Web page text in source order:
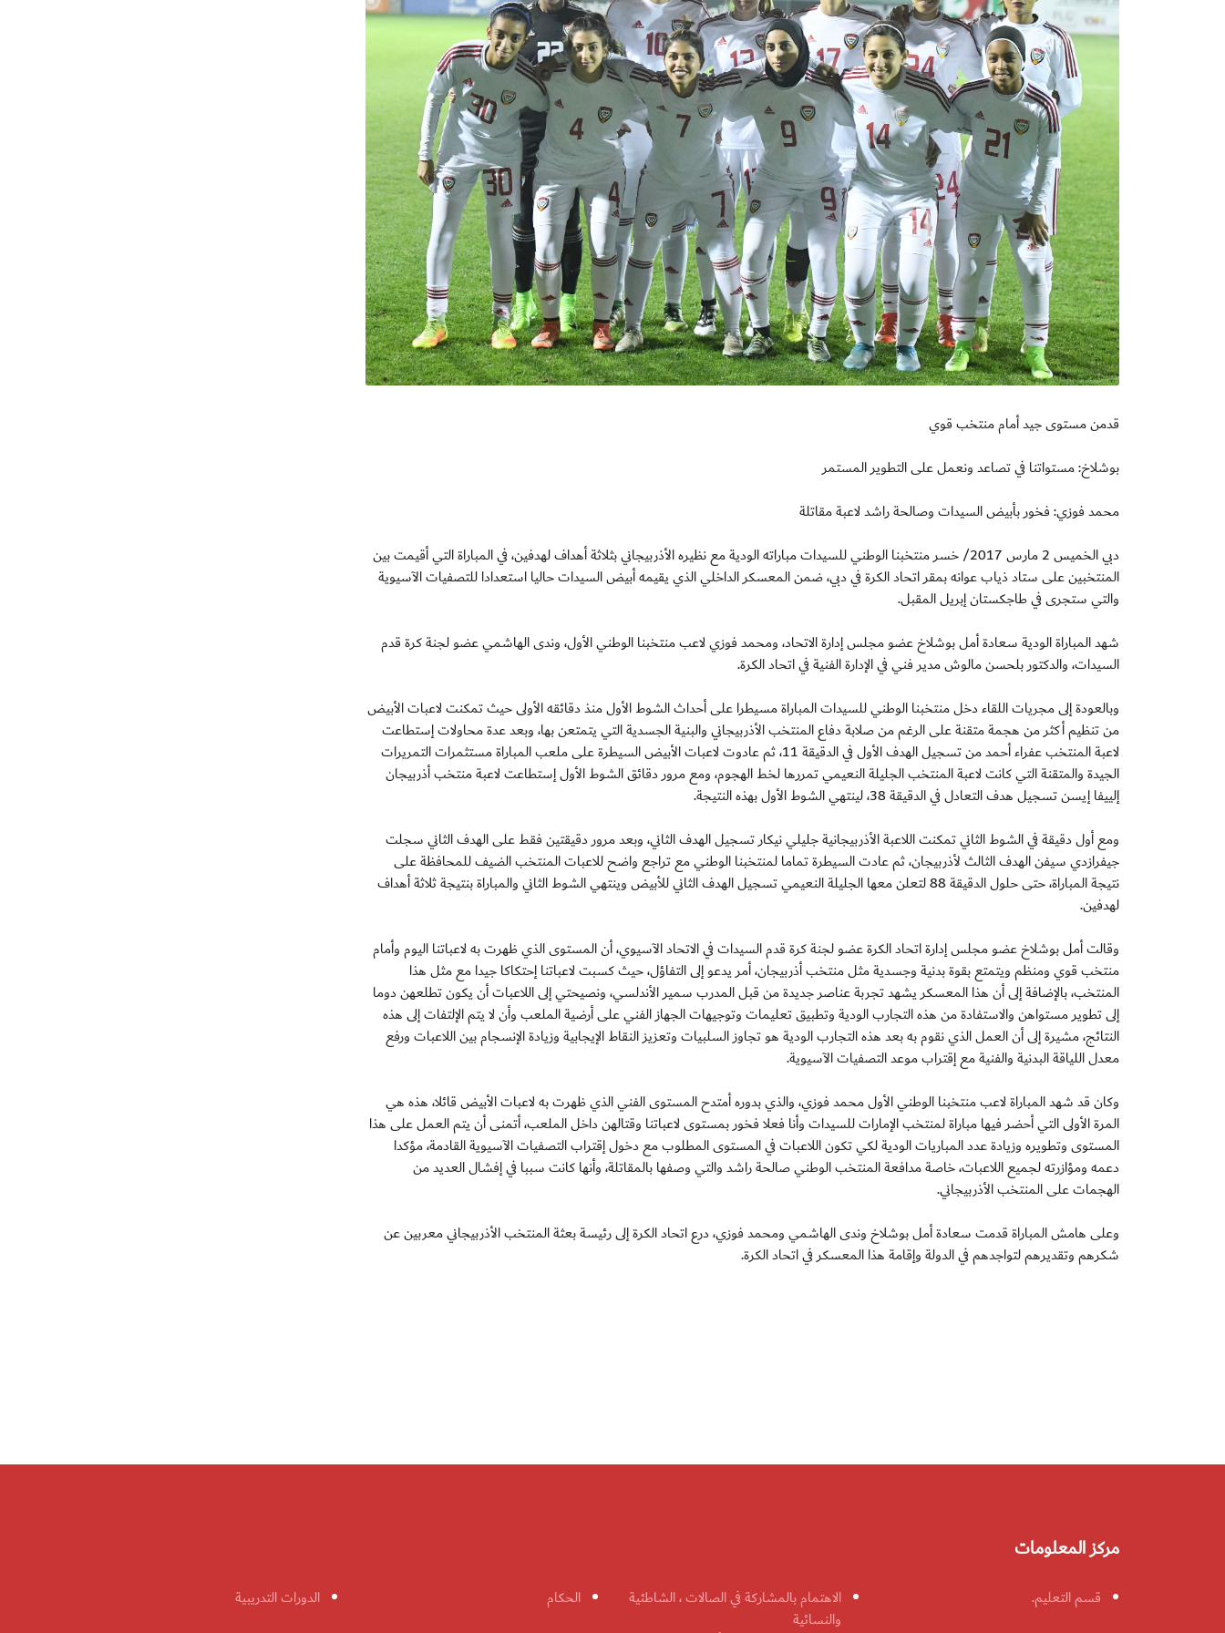
قدمن مستوى جيد أمام منتخب قوي
بوشلاخ: مستواتنا في تصاعد ونعمل على التطوير المستمر
محمد فوزي: فخور بأبيض السيدات وصالحة راشد لاعبة مقاتلة
دبي الخميس 2 مارس 2017/ خسر منتخبنا الوطني للسيدات مباراته الودية مع نظيره الأذربيجاني بثلاثة أهداف لهدفين، في المباراة التي أقيمت بين
المنتخبين على ستاد ذياب عوانه بمقر اتحاد الكرة في دبي، ضمن المعسكر الداخلي الذي يقيمه أبيض السيدات حاليا استعدادا للتصفيات الآسيوية
والتي ستجرى في طاجكستان إبريل المقبل.
شهد المباراة الودية سعادة أمل بوشلاخ عضو مجلس إدارة الاتحاد، ومحمد فوزي لاعب منتخبنا الوطني الأول، وندى الهاشمي عضو لجنة كرة قدم
السيدات، والدكتور بلحسن مالوش مدير فني في الإدارة الفنية في اتحاد الكرة.
وبالعودة إلى مجريات اللقاء دخل منتخبنا الوطني للسيدات المباراة مسيطرا على أحداث الشوط الأول منذ دقائقه الأولى حيث تمكنت لاعبات الأبيض
من تنظيم أكثر من هجمة متقنة على الرغم من صلابة دفاع المنتخب الأذربيجاني والبنية الجسدية التي يتمتعن بها، وبعد عدة محاولات إستطاعت
لاعبة المنتخب عفراء أحمد من تسجيل الهدف الأول في الدقيقة 11، ثم عادوت لاعبات الأبيض السيطرة على ملعب المباراة مستثمرات التمريرات
الجيدة والمتقنة التي كانت لاعبة المنتخب الجليلة النعيمي تمررها لخط الهجوم، ومع مرور دقائق الشوط الأول إستطاعت لاعبة منتخب أذربيجان
إلييفا إيسن تسجيل هدف التعادل في الدقيقة 38، لينتهي الشوط الأول بهذه النتيجة.
ومع أول دقيقة في الشوط الثاني تمكنت اللاعبة الأذربيجانية جليلي نيكار تسجيل الهدف الثاني، وبعد مرور دقيقتين فقط على الهدف الثاني سجلت
جيفرازدي سيفن الهدف الثالث لأذربيجان، ثم عادت السيطرة تماما لمنتخبنا الوطني مع تراجع واضح للاعبات المنتخب الضيف للمحافظة على
نتيجة المباراة، حتى حلول الدقيقة 88 لتعلن معها الجليلة النعيمي تسجيل الهدف الثاني للأبيض وينتهي الشوط الثاني والمباراة بنتيجة ثلاثة أهداف
لهدفين.
وقالت أمل بوشلاخ عضو مجلس إدارة اتحاد الكرة عضو لجنة كرة قدم السيدات في الاتحاد الآسيوي، أن المستوى الذي ظهرت به لاعباتنا اليوم وأمام
منتخب قوي ومنظم ويتمتع بقوة بدنية وجسدية مثل منتخب أذربيجان، أمر يدعو إلى التفاؤل، حيث كسبت لاعباتنا إحتكاكا جيدا مع مثل هذا
المنتخب، بالإضافة إلى أن هذا المعسكر يشهد تجربة عناصر جديدة من قبل المدرب سمير الأندلسي، ونصيحتي إلى اللاعبات أن يكون تطلعهن دوما
إلى تطوير مستواهن والاستفادة من هذه التجارب الودية وتطبيق تعليمات وتوجيهات الجهاز الفني على أرضية الملعب وأن لا يتم الإلتفات إلى هذه
النتائج، مشيرة إلى أن العمل الذي نقوم به بعد هذه التجارب الودية هو تجاوز السلبيات وتعزيز النقاط الإيجابية وزيادة الإنسجام بين اللاعبات ورفع
معدل اللياقة البدنية والفنية مع إقتراب موعد التصفيات الآسيوية.
وكان قد شهد المباراة لاعب منتخبنا الوطني الأول محمد فوزي، والذي بدوره أمتدح المستوى الفني الذي ظهرت به لاعبات الأبيض قائلا، هذه هي
المرة الأولى التي أحضر فيها مباراة لمنتخب الإمارات للسيدات وأنا فعلا فخور بمستوى لاعباتنا وقتالهن داخل الملعب، أتمنى أن يتم العمل على هذا
المستوى وتطويره وزيادة عدد المباريات الودية لكي تكون اللاعبات في المستوى المطلوب مع دخول إقتراب التصفيات الآسيوية القادمة، مؤكدا
دعمه ومؤازرته لجميع اللاعبات، خاصة مدافعة المنتخب الوطني صالحة راشد والتي وصفها بالمقاتلة، وأنها كانت سببا في إفشال العديد من
الهجمات على المنتخب الأذربيجاني.
وعلى هامش المباراة قدمت سعادة أمل بوشلاخ وندى الهاشمي ومحمد فوزي، درع اتحاد الكرة إلى رئيسة بعثة المنتخب الأذربيجاني معربين عن
شكرهم وتقديرهم لتواجدهم في الدولة وإقامة هذا المعسكر في اتحاد الكرة.
مركز المعلومات
قسم التعليم.
الاهتمام بالمشاركة في الصالات ، الشاطئية
والنسائية
الحكام
الدورات التدريبية